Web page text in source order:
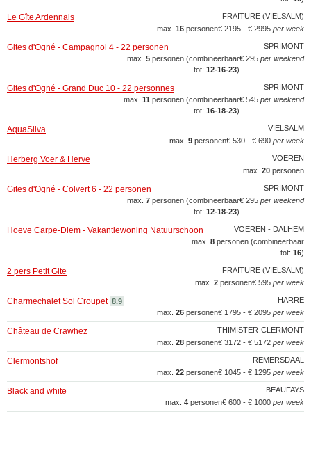
FRAITURE (VIELSALM)
Le Gîte Ardennais
€ 2195 - € 2995 per week
max. 16 personen
SPRIMONT
Gites d'Ogné - Campagnol 4 - 22 personen
€ 295 per weekend
max. 5 personen (combineerbaar
tot: 12‑16‑23)
SPRIMONT
Gites d'Ogné - Grand Duc 10 - 22 personnes
€ 545 per weekend
max. 11 personen (combineerbaar
tot: 16‑18‑23)
VIELSALM
AquaSilva
€ 530 - € 690 per week
max. 9 personen
VOEREN
Herberg Voer & Herve
max. 20 personen
SPRIMONT
Gites d'Ogné - Colvert 6 - 22 personen
€ 295 per weekend
max. 7 personen (combineerbaar
tot: 12‑18‑23)
VOEREN - DALHEM
Hoeve Carpe-Diem - Vakantiewoning Natuurschoon
max. 8 personen (combineerbaar
tot: 16)
FRAITURE (VIELSALM)
2 pers Petit Gite
€ 595 per week
max. 2 personen
HARRE
Charmechalet Sol Croupet 8.9
€ 1795 - € 2095 per week
max. 26 personen
THIMISTER-CLERMONT
Château de Crawhez
€ 3172 - € 5172 per week
max. 28 personen
REMERSDAAL
Clermontshof
€ 1045 - € 1295 per week
max. 22 personen
BEAUFAYS
Black and white
€ 600 - € 1000 per week
max. 4 personen